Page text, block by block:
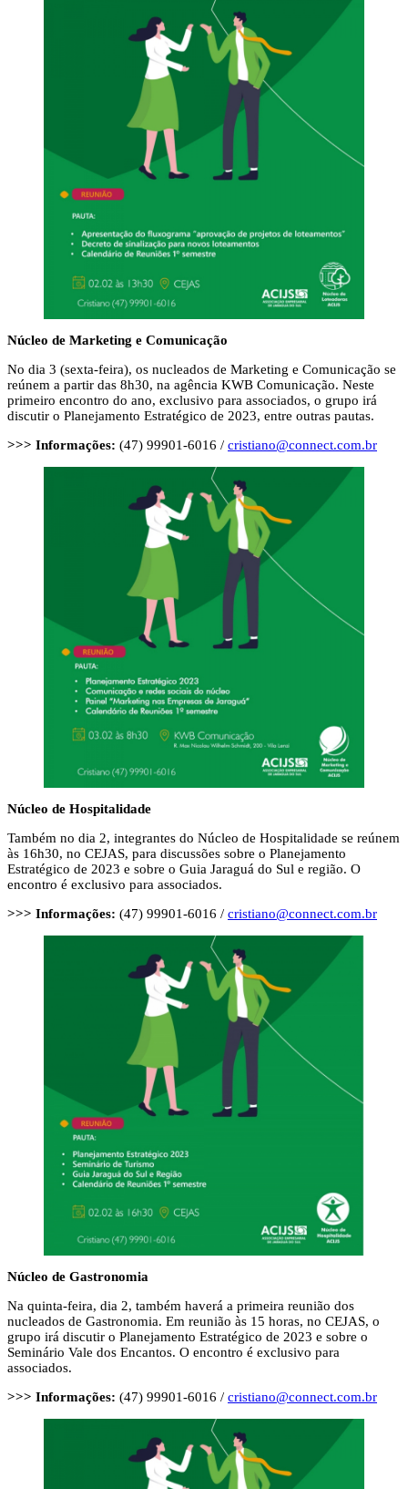
Núcleo de Marketing e Comunicação
No dia 3 (sexta-feira), os nucleados de Marketing e Comunicação se
reúnem a partir das 8h30, na agência KWB Comunicação. Neste
primeiro encontro do ano, exclusivo para associados, o grupo irá
discutir o Planejamento Estratégico de 2023, entre outras pautas.
>>> Informações: (47) 99901-6016 / cristiano@connect.com.br
Núcleo de Hospitalidade
Também no dia 2, integrantes do Núcleo de Hospitalidade se reúnem
às 16h30, no CEJAS, para discussões sobre o Planejamento
Estratégico de 2023 e sobre o Guia Jaraguá do Sul e região. O
encontro é exclusivo para associados.
>>> Informações: (47) 99901-6016 / cristiano@connect.com.br
Núcleo de Gastronomia
Na quinta-feira, dia 2, também haverá a primeira reunião dos
nucleados de Gastronomia. Em reunião às 15 horas, no CEJAS, o
grupo irá discutir o Planejamento Estratégico de 2023 e sobre o
Seminário Vale dos Encantos. O encontro é exclusivo para
associados.
>>> Informações: (47) 99901-6016 / cristiano@connect.com.br